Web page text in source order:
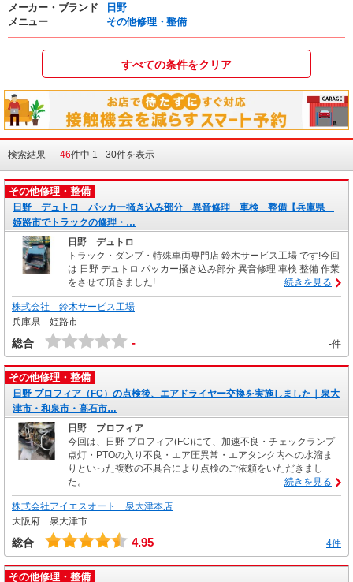
メーカー・ブランド
日野
メニュー
その他修理・整備
検索結果 46件中 1 - 30件を表示
その他修理・整備
日野 デュトロ パッカー掻き込み部分 異音修理 車検 整備【兵庫県
姫路市でトラックの修理・…
日野 デュトロ
トラック・ダンプ・特殊車両専門店 鈴木サービス工場 です!今回
は 日野 デュトロ パッカー掻き込み部分 異音修理 車検 整備 作業
をさせて頂きました!
続きを見る
株式会社 鈴木サービス工場
兵庫県 姫路市
総合 - -件
その他修理・整備
日野 プロフィア（FC）の点検後、エアドライヤー交換を実施しました｜泉大
津市・和泉市・高石市…
日野 プロフィア
今回は、日野 プロフィア(FC)にて、加速不良・チェックランプ
点灯・PTOの入り不良・エア圧異常・エアタンク内への水溜ま
りといった複数の不具合により点検のご依頼をいただきまし
た。
続きを見る
株式会社アイエスオート 泉大津本店
大阪府 泉大津市
総合 4.95 4件
その他修理・整備